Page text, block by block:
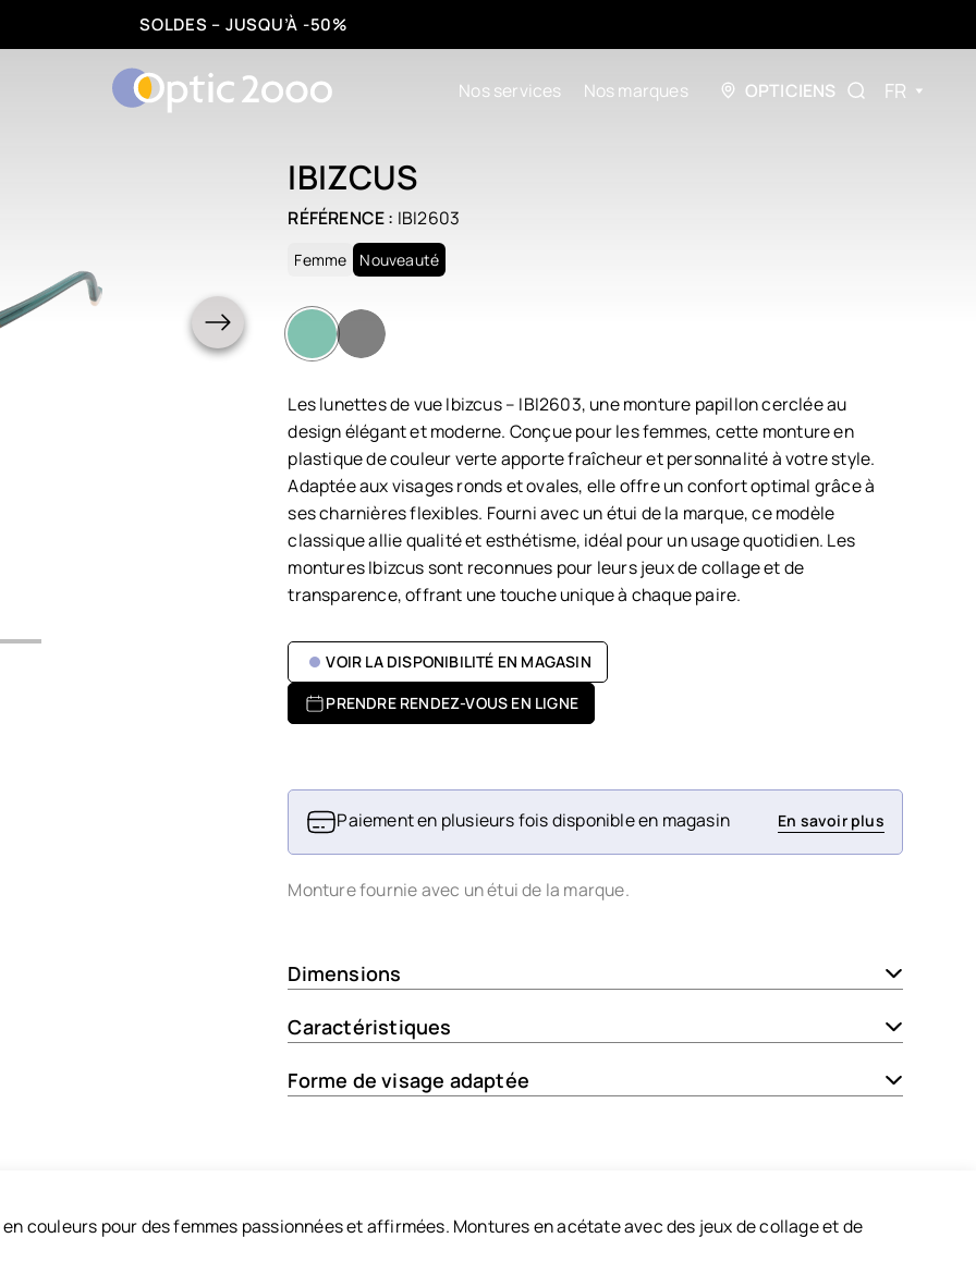
VOTRE DEUXIÈME PAIRE DÈS CHF1.-
Nos services Nos marques OPTICIENS FR
IBIZCUS
RÉFÉRENCE : IBI2603
Femme Nouveauté
Les lunettes de vue Ibizcus – IBI2603, une monture papillon cerclée au
design élégant et moderne. Conçue pour les femmes, cette monture en
plastique de couleur verte apporte fraîcheur et personnalité à votre style.
Adaptée aux visages ronds et ovales, elle offre un confort optimal grâce à
ses charnières flexibles. Fourni avec un étui de la marque, ce modèle
classique allie qualité et esthétisme, idéal pour un usage quotidien. Les
montures Ibizcus sont reconnues pour leurs jeux de collage et de
transparence, offrant une touche unique à chaque paire.
VOIR LA DISPONIBILITÉ EN MAGASIN
PRENDRE RENDEZ-VOUS EN LIGNE
Paiement en plusieurs fois disponible en magasin En savoir plus
Monture fournie avec un étui de la marque.
Dimensions
Caractéristiques
Forme de visage adaptée
couleurs pour des femmes passionnées et affirmées. Montures en acétate avec des jeux de collage et de